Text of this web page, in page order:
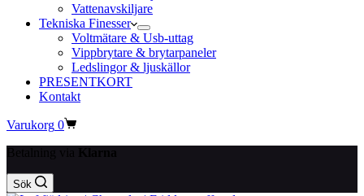
Vattenavskiljare
Tekniska Finesser
Voltmätare & Usb-uttag
Vippbrytare & brytarpaneler
Ledslingor & ljuskällor
PRESENTKORT
Kontakt
Varukorg 0
Sök